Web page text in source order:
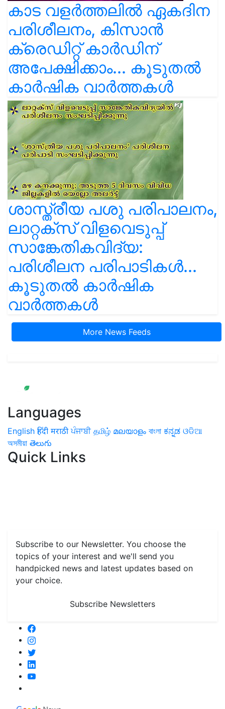
കാട വളര്‍ത്തലിൽ ഏകദിന
പരിശീലനം, കിസാൻ
ക്രെഡിറ്റ് കാർഡിന്
അപേക്ഷിക്കാം... കൂടുതൽ
കാർഷിക വാർത്തകൾ
ശാസ്ത്രീയ പശു പരിപാലനം,
ലാറ്റക്സ് വിളവെടുപ്പ്
സാങ്കേതികവിദ്യ:
പരിശീലന പരിപാടികൾ...
കൂടുതൽ കാർഷിക
വാർത്തകൾ
More News Feeds
Languages
English हिंदी मराठी ਪੰਜਾਬੀ தமிழ் മലയാളം বাংলা ಕನ್ನಡ ଓଡିଆ
অসমীয়া తెలుగు
Quick Links
Subscribe to our Newsletter. You choose the
topics of your interest and we'll send you
handpicked news and latest updates based on
your choice.
Subscribe Newsletters